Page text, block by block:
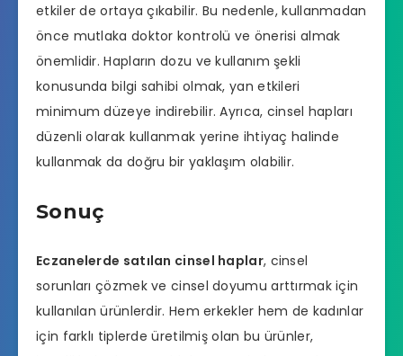
etkiler de ortaya çıkabilir. Bu nedenle, kullanmadan
önce mutlaka doktor kontrolü ve önerisi almak
önemlidir. Hapların dozu ve kullanım şekli
konusunda bilgi sahibi olmak, yan etkileri
minimum düzeye indirebilir. Ayrıca, cinsel hapları
düzenli olarak kullanmak yerine ihtiyaç halinde
kullanmak da doğru bir yaklaşım olabilir.
Sonuç
Eczanelerde satılan cinsel haplar, cinsel
sorunları çözmek ve cinsel doyumu arttırmak için
kullanılan ürünlerdir. Hem erkekler hem de kadınlar
için farklı tiplerde üretilmiş olan bu ürünler,